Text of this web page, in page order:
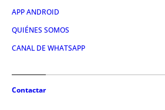
APP ANDROID
QUIÉNES SOMOS
CANAL DE WHATSAPP
Contactar